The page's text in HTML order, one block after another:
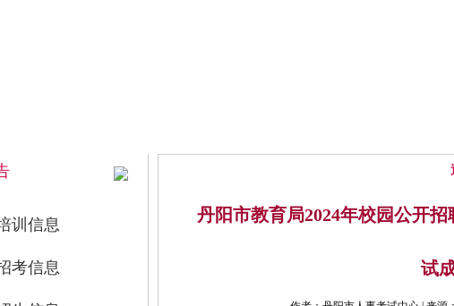
训信息
考信息
丹阳市教育局2024年校园公开
试